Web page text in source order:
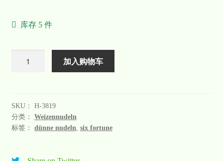
库存 5 件
加入购物车
SKU： H-3819
分类： Weizennudeln
标签： dünne nudeln six fortune